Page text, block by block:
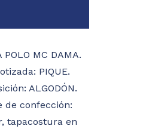
POLO MC DAMA.
PIQUE.
ALGODÓN.
de confección:
tapacostura en